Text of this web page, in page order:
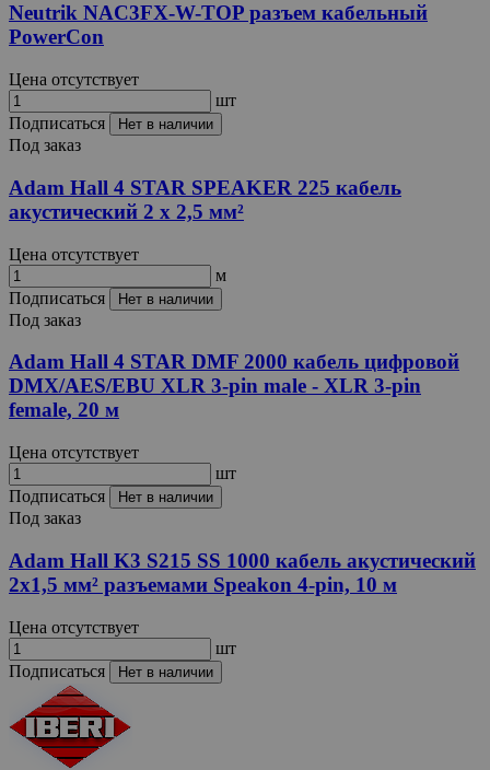
Neutrik NAC3FX-W-TOP разъем кабельный
PowerCon
Цена отсутствует
шт
Подписаться
Нет в наличии
Под заказ
Adam Hall 4 STAR SPEAKER 225 кабель
акустический 2 х 2,5 мм²
Цена отсутствует
м
Подписаться
Нет в наличии
Под заказ
Adam Hall 4 STAR DMF 2000 кабель цифровой
DMX/AES/EBU XLR 3-pin male - XLR 3-pin
female, 20 м
Цена отсутствует
шт
Подписаться
Нет в наличии
Под заказ
Adam Hall K3 S215 SS 1000 кабель акустический
2x1,5 мм² разъемами Speakon 4-pin, 10 м
Цена отсутствует
шт
Подписаться
Нет в наличии